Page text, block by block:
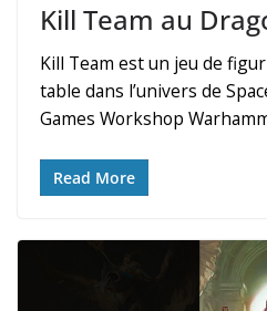
Kill Team au
Kill Team est un jeu de
table dans l’univers de
Games Workshop
Read More